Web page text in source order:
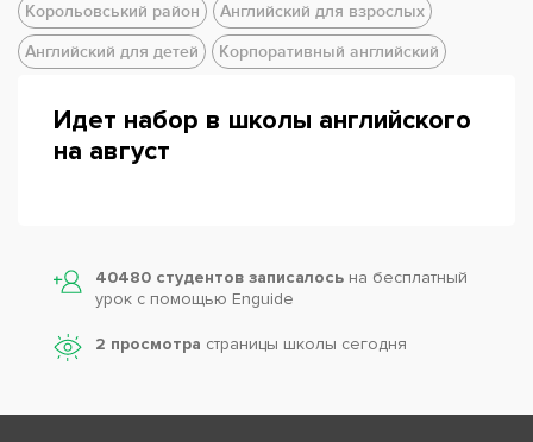
Корольовський район
Английский для взрослых
Английский для детей
Корпоративный английский
Идет набор в школы английского
на август
40480 студентов записалось на бесплатный
урок с помощью Enguide
2 просмотра страницы школы сегодня